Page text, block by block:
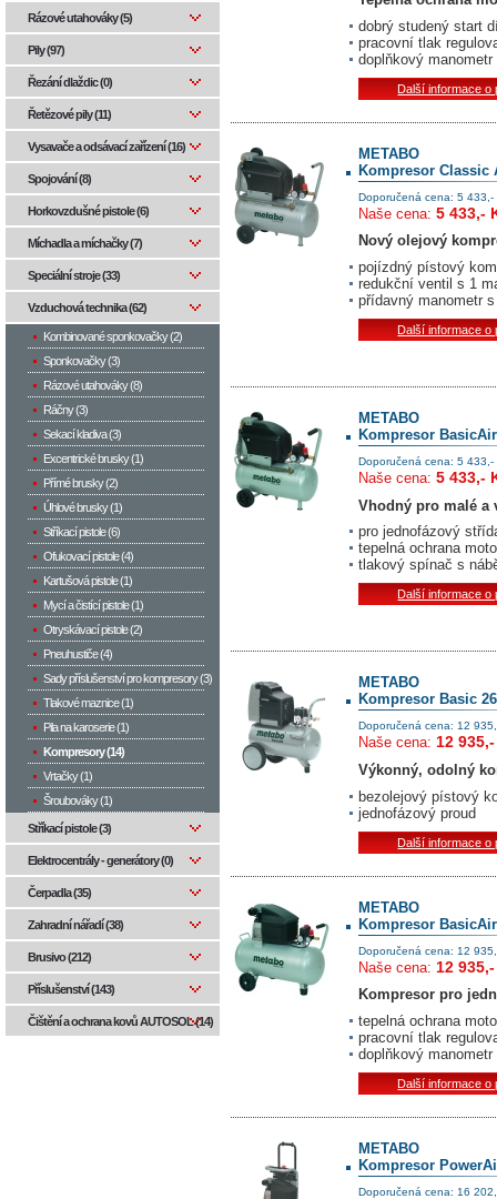
dobrý studený start
pracovní tlak
doplňkový
Další informace o
METABO
Kompresor Classic
Doporučená cena: 5 433,-
Naše cena: 5 433,-
Nový olejový
pojízdný pístový
redukční ventil s 1
přídavný manometr
Další informace o
METABO
Kompresor
Doporučená cena: 5 433,-
Naše cena: 5 433,-
Vhodný pro malé a
pro jednofázový stří
tepelnáochrana
tlakový spínač s náb
Další informace o
METABO
Kompresor Basic
Doporučená cena: 12
Naše cena: 12
Výkonný, odolný
bezolejový pístový
jednofázový proud
Další informace o
METABO
Kompresor
Doporučená cena: 12
Naše cena: 12
Kompresor pro
tepelná ochrana
pracovní tlak
doplňkový
Další informace o
METABO
Kompresor
Doporučená cena: 16
Rázové utahováky (5)
Pily (97)
Řezání dlaždic (0)
Řetězové pily (11)
Vysavače a odsávací zařízení (16)
Spojování (8)
Horkovzdušné pistole (6)
Míchadla a míchačky (7)
Speciální stroje (33)
Vzduchová technika (62)
Kombinované sponkovačky (2)
Sponkovačky (3)
Rázové utahováky (8)
Ráčny (3)
Sekací kladiva (3)
Excentrické brusky (1)
Přímé brusky (2)
Úhlové brusky (1)
Stříkací pistole (6)
Ofukovací pistole (4)
Kartušová pistole (1)
Mycí a čistící pistole (1)
Otryskávací pistole (2)
Pneuhustiče (4)
Sady příslušenství pro kompresory (3)
Tlakové maznice (1)
Pila na karoserie (1)
Kompresory (14)
Vrtačky (1)
Šroubováky (1)
Stříkací pistole (3)
Elektrocentrály - generátory (0)
Čerpadla (35)
Zahradní nářadí (38)
Brusivo (212)
Příslušenství (143)
Čištění a ochrana kovů AUTOSOL (14)